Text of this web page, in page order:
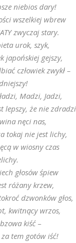
niebios dary!
wszelkiej wbrew
zwyczaj stary.
urok, szyk,
japońskiej gejszy,
człowiek zwykł –
Madzi, Jadzi,
lepszy, że nie
nęci nas,
tokaj nie jest lichy,
w wiosny czas
głosów śpiew
różany krzew,
dzwonków głos,
kwitnący wrzos,
kiść –
tem gotów iść!